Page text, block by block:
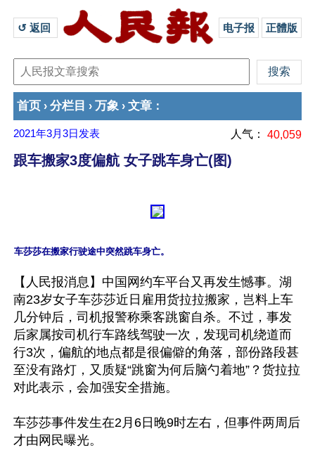
↺ 返回 电子报 正體版
首页 › 分栏目 › 万象 › 文章 ：
2021年3月3日 发表 人气： 40,059
跟车搬家3度偏航 女子跳车身亡(图)
【人民报消息】中国网约车平台又再发生憾事。湖
南23岁女子车莎莎近日雇用货拉拉搬家，岂料上车
几分钟后，司机报警称乘客跳窗自杀。不过，事发
后家属按司机行车路线驾驶一次，发现司机绕道而
行3次，偏航的地点都是很偏僻的角落，部份路段甚
至没有路灯，又质疑“跳窗为何后脑勺着地”？货拉拉
对此表示，会加强安全措施。
车莎莎事件发生在2月6日晚9时左右，但事件两周后
才由网民曝光。